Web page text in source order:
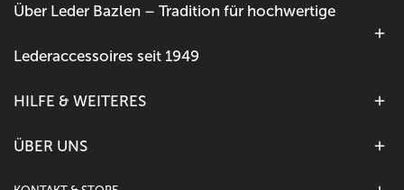
Über Leder Bazlen – Tradition für hochwertige
Lederaccessoires seit 1949
HILFE & WEITERES
ÜBER UNS